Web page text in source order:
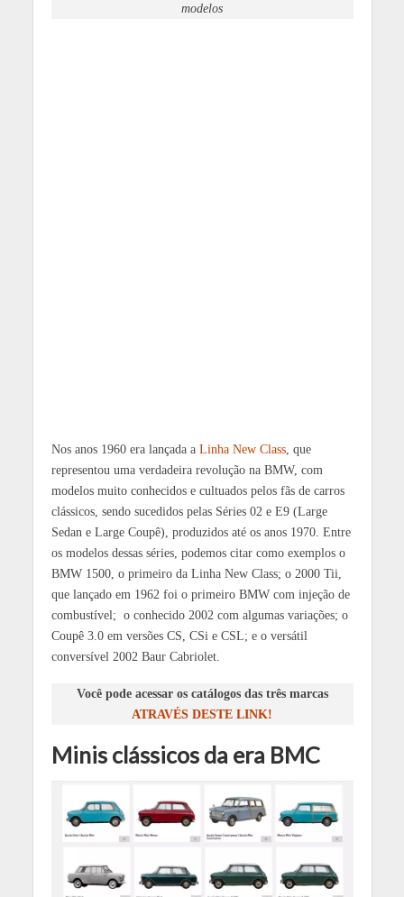
modelos
Nos anos 1960 era lançada a Linha New Class, que
representou uma verdadeira revolução na BMW, com
modelos muito conhecidos e cultuados pelos fãs de carros
clássicos, sendo sucedidos pelas Séries 02 e E9 (Large
Sedan e Large Coupê), produzidos até os anos 1970. Entre
os modelos dessas séries, podemos citar como exemplos o
BMW 1500, o primeiro da Linha New Class; o 2000 Tii,
que lançado em 1962 foi o primeiro BMW com injeção de
combustível; o conhecido 2002 com algumas variações; o
Coupê 3.0 em versões CS, CSi e CSL; e o versátil
conversível 2002 Baur Cabriolet.
Você pode acessar os catálogos das três marcas
ATRAVÉS DESTE LINK!
Minis clássicos da era BMC